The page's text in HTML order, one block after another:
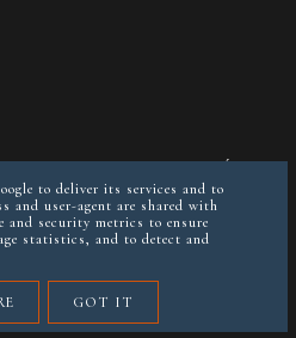
JEŚLI CHCESZ
@keto__reva
(BLOG&DIETETYKA)
KAROGRAFIA.PL
to deliver its services and to
and user-agent are shared with
and security metrics to ensure
statistics, and to detect and
GOT IT